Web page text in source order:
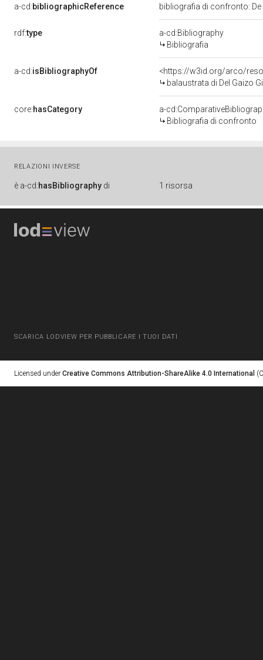
a-cd:bibliographicReference bibliografia di confronto:
rdf:type
a-cd:Bibliography
Bibliografia
a-cd:isBibliographyOf
<https://w3id.org/arco/
balaustrata di Del Gaizo
core:hasCategory
a-
Bibliografia di confronto
RELAZIONI INVERSE
è a-cd:hasBibliography di 1 risorsa
SCARICA LODVIEW PER PUBBLICARE I TUOI DATI
Licensed under Creative Commons Attribution-ShareAlike 4.0 International